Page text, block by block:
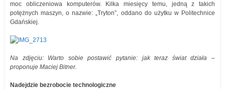
moc obliczeniowa komputerów. Kilka miesięcy temu, jedną z takich
potężnych maszyn, o nazwie: „Tryton”, oddano do użytku w Politechnice
Gdańskiej.
Na zdjęciu: Warto sobie postawić pytanie: jak teraz świat działa –
proponuje Maciej Bitner.
Nadejdzie bezrobocie technologiczne